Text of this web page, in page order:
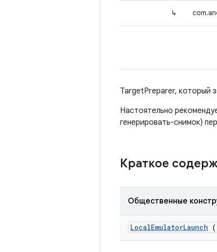
↳
TargetPreparer, который
Настоятельно
генерировать-снимок)
Краткое
Общественные
LocalEmulatorLaunch